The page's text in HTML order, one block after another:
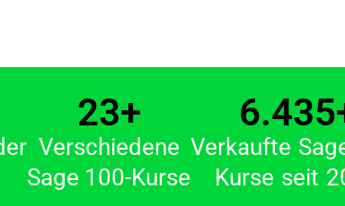
Verschiedene
Sage 100-Kurse
23+
Verkaufte
Kurse seit
6.435